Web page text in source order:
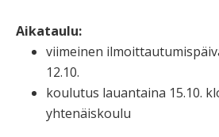
Aikataulu:
viimeinen
12.10.
koulutus lauantaina 15.10.
yhtenäiskoulu